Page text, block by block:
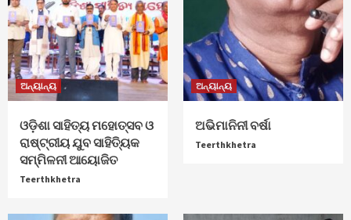
ଅନ୍ୟାନ୍ୟ
ଓଡ଼ିଶା ସାହିତ୍ୟ ମହୋତ୍ସବ ଓ
ରାଷ୍ଟ୍ରୀୟ ଯୁବ ସାହିତ୍ୟିକ
ସମ୍ମିଳନୀ ଆୟୋଜିତ
Teerthkhetra
ଅନ୍ୟାନ୍ୟ
ଅଭିମାନିନୀ ବର୍ଷା
Teerthkhetra